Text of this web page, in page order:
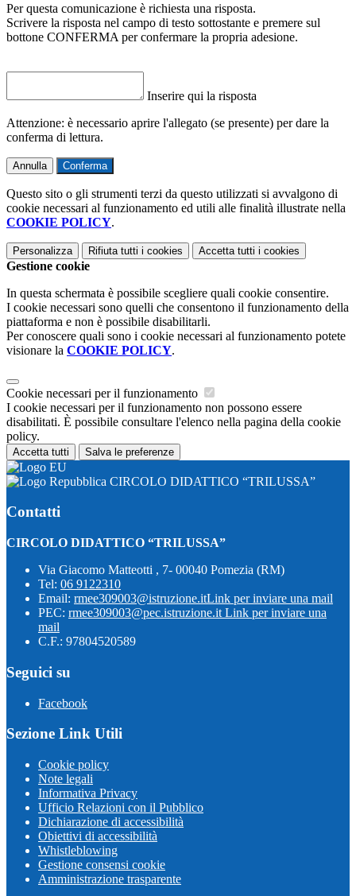
Per questa comunicazione è richiesta una risposta.
Scrivere la risposta nel campo di testo sottostante e premere sul
bottone CONFERMA per confermare la propria adesione.
Inserire qui la risposta
Attenzione: è necessario aprire l'allegato (se presente) per dare la
conferma di lettura.
Annulla Conferma
Questo sito o gli strumenti terzi da questo utilizzati si avvalgono di
cookie necessari al funzionamento ed utili alle finalità illustrate nella
COOKIE POLICY.
Personalizza Rifiuta tutti i cookies Accetta tutti i cookies
Gestione cookie
In questa schermata è possibile scegliere quali cookie consentire.
I cookie necessari sono quelli che consentono il funzionamento della
piattaforma e non è possibile disabilitarli.
Per conoscere quali sono i cookie necessari al funzionamento potete
visionare la COOKIE POLICY.
Cookie necessari per il funzionamento
I cookie necessari per il funzionamento non possono essere
disabilitati. È possibile consultare l'elenco nella pagina della cookie
policy.
Accetta tutti Salva le preferenze
CIRCOLO DIDATTICO “TRILUSSA”
Contatti
CIRCOLO DIDATTICO “TRILUSSA”
Via Giacomo Matteotti , 7- 00040 Pomezia (RM)
Tel: 06 9122310
Email: rmee309003@istruzione.itLink per inviare una mail
PEC: rmee309003@pec.istruzione.it Link per inviare una
mail
C.F.: 97804520589
Seguici su
Facebook
Sezione Link Utili
Cookie policy
Note legali
Informativa Privacy
Ufficio Relazioni con il Pubblico
Dichiarazione di accessibilità
Obiettivi di accessibilità
Whistleblowing
Gestione consensi cookie
Amministrazione trasparente